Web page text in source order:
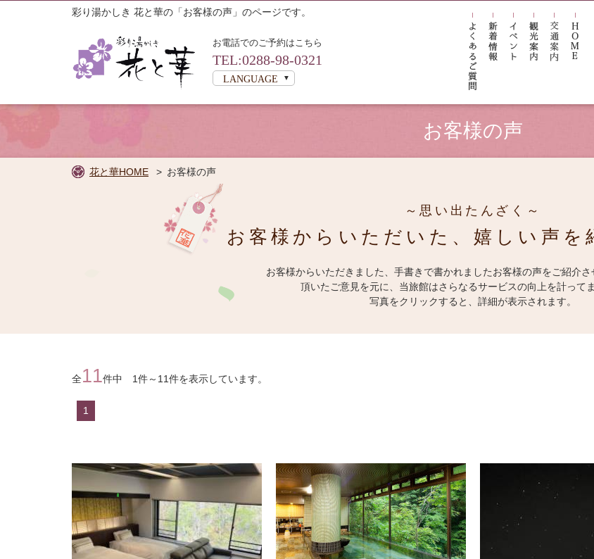
彩り湯かしき 花と華の「お客様の声」のページです。
お電話でのご予約はこちら
TEL:0288-98-0321
LANGUAGE
お客様の声
花と華HOME お客様の声
～思い出たんざく～
お客様からいただいた、 嬉しい声を
お客様からいただきました、手書きで書かれましたお客様の声をご紹介さ
頂いたご意見を元に、当旅館はさらなるサービスの向上を計って
写真をクリックすると、詳細が表示されます。
全11件中 1件～11件を表示しています。
1
ご予約
宿泊プラン一覧 お部屋から検索